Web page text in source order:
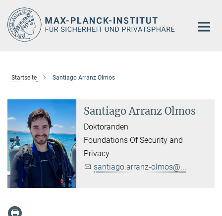
Hauptinhalt
Startseite Santiago Arranz Olmos
Santiago Arranz Olmos
Doktoranden
Foundations Of Security and
Privacy
santiago.arranz-olmos@...